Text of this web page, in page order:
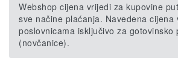
Webshop cijena vrijedi za kupovine
sve načine plaćanja. Navedena cijena
poslovnicama isključivo za gotovinsko
(novčanice).